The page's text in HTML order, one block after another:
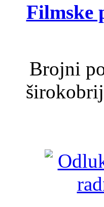
Filmske
Brojni